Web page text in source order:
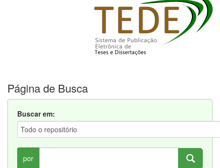
Página de Busca
Buscar em:
por